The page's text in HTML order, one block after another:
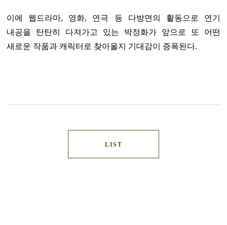
이에 웹드라마, 영화, 연극 등 다방면의 활동으로 연기
내공을 탄탄히 다져가고 있는 박정화가 앞으로 또 어떤
새로운 작품과 캐릭터로 찾아올지 기대감이 증폭된다.
LIST